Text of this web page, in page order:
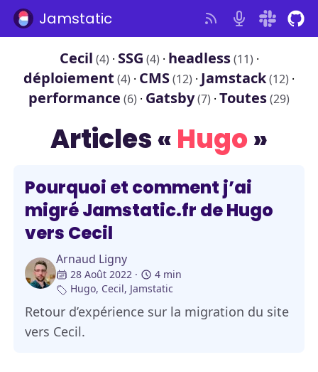
Jamstatic
Cecil (4) · SSG (4) · headless (11) ·
déploiement (4) · CMS(12) · Jamstack(12) ·
performance (6) · Gatsby(7) · Toutes(29)
Articles «Hugo»
Pourquoi et comment j’ai
migré Jamstatic.fr de Hugo
vers Cecil
Arnaud Ligny
28 Août 2022
4 min
Hugo, Cecil, Jamstatic
Retour d’expérience sur la migration du site
vers Cecil.